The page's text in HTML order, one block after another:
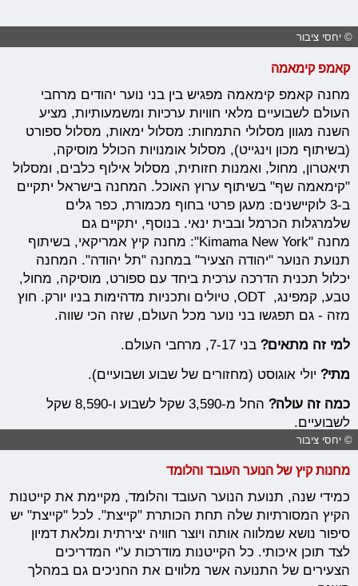
© יחסי ציבור
קאמפ קימאמה
מחנה קאמפ קימאמה מפגיש בין בני נוער יהודים מרחבי
העולם לשבועיים מלאי חוויות ערכיות ומשמעותיות, מציע
השנה מגוון מסלולי התמחות: מסלול ימאות, מסלול ספורט
(בשיתוף מכון וינגייט), מסלול אומנויות הכולל מוסיקה,
תיאטרון, מחול, ואמנות חזותית, מסלול אילוף כלבים, ומסלול
"קימאמה שף" בשיתוף ערוץ האוכל. המחנה בישראל יתקיים
ב-3 לוקיישנים: מעגן פרטי בחוף מכמורת, כפר גלים
שלמרגלות הכרמל ובבית ינאי. בנוסף, יתקיים גם
מחנה "Kimama New York": מחנה קיץ אמריקאי, בשיתוף
תנועת הנוער "יהודה הצעיר" במחנה "תל יהודה". המחנה
יכלול תכנית הדרכה ערכית ביחד עםספורט, מוסיקה, מחול,
טבע, קמפינג, ODT, טיולים ותכניות מדהימות בניו יורק. חוץ
מזה - גם תפגשו בני נוער מכל העולם, שזה הכי שווה.
למי זה מתאים? בני 7-17, מרחבי העולם.
מתי? יולי אוגוסט (מחזורים של שבוע ושבועיים).
כמה זה עולה?
החל מ-3,590 שקל לשבוע ו-8,590 שקל
לשבועיים.
© יחסי ציבור
מחנות קיץ של הנוער העובד והלומד
כמידי שנה, תנועת הנוער העובד והלומד, מקיימת את קייטנות
הקיץ המסורתיות שלה תחת הכותרת "קייצת". לכל "קייצת" יש
סיפור נושא שמלווה אותה ויוצר חוויה יצירתית ומלאת דמיון
לצד תוכן איכותי. כל הקייטנות מודרכות ע"י המדריכים
הצעירים של התנועה אשר מלווים את החניכים גם במהלך